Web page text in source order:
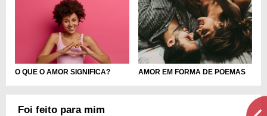
O QUE O AMOR SIGNIFICA? AMOR EM FORMA DE POEMAS
Foi feito para mim